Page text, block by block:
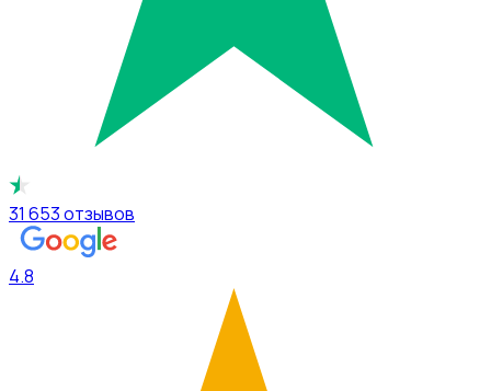
31 653отзывов
4.8